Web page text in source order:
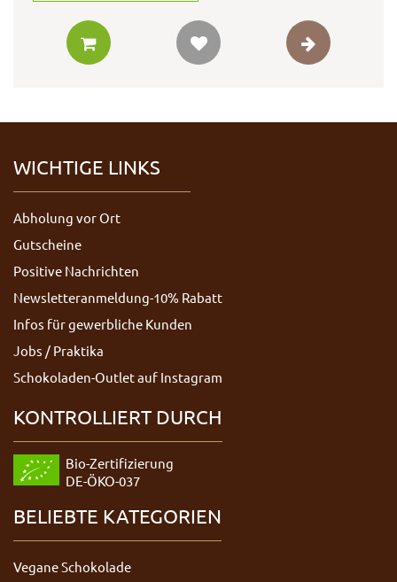
WICHTIGE LINKS
Abholung vor Ort
Gutscheine
Positive Nachrichten
Newsletteranmeldung-10% Rabatt
Infos für gewerbliche Kunden
Jobs / Praktika
Schokoladen-Outlet auf Instagram
KONTROLLIERT DURCH
Bio-Zertifizierung
DE-ÖKO-037
BELIEBTE KATEGORIEN
Vegane Schokolade